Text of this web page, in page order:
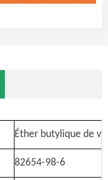
Éther butylique de
82654-98-6